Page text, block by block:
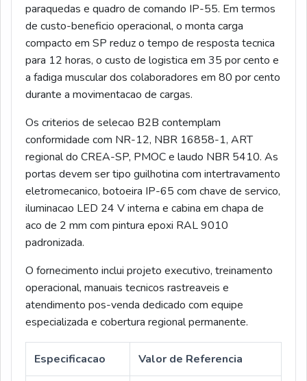
paraquedas e quadro de comando IP-55. Em termos
de custo-beneficio operacional, o monta carga
compacto em SP reduz o tempo de resposta tecnica
para 12 horas, o custo de logistica em 35 por cento e
a fadiga muscular dos colaboradores em 80 por cento
durante a movimentacao de cargas.
Os criterios de selecao B2B contemplam
conformidade com NR-12, NBR 16858-1, ART
regional do CREA-SP, PMOC e laudo NBR 5410. As
portas devem ser tipo guilhotina com intertravamento
eletromecanico, botoeira IP-65 com chave de servico,
iluminacao LED 24 V interna e cabina em chapa de
aco de 2 mm com pintura epoxi RAL 9010
padronizada.
O fornecimento inclui projeto executivo, treinamento
operacional, manuais tecnicos rastreaveis e
atendimento pos-venda dedicado com equipe
especializada e cobertura regional permanente.
Especificacao Valor de Referencia